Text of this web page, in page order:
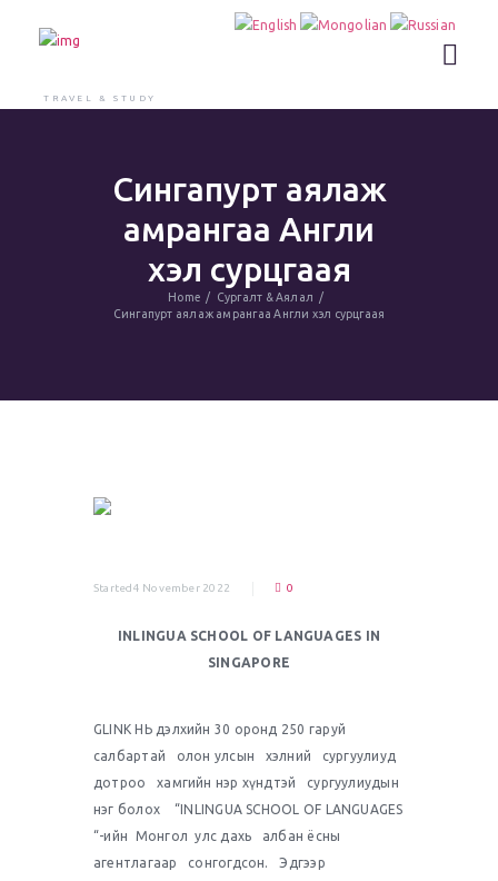
TRAVEL & STUDY
Сингапурт аялаж
амрангаа Англи
хэл сурцгаая
Home
Сургалт & Аялал
Сингапурт аялаж амрангаа Англи хэл сурцгаая
Started4 November 2022 0
INLINGUA SCHOOL OF LANGUAGES IN
SINGAPORE
GLINK НЬ дэлхийн 30 оронд 250 гаруй
салбартай олон улсын хэлний сургуулиуд
дотроо хамгийн нэр хүндтэй сургуулиудын
нэг болох “INLINGUA SCHOOL OF LANGUAGES
“-ийн Монгол улс дахь албан ёсны
агентлагаар сонгогдсон. Эдгээр